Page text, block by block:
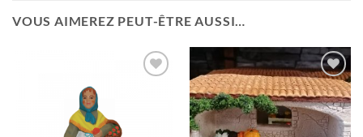
VOUS AIMEREZ PEUT-ÊTRE AUSSI…
Ajouter
à la liste
d'envie